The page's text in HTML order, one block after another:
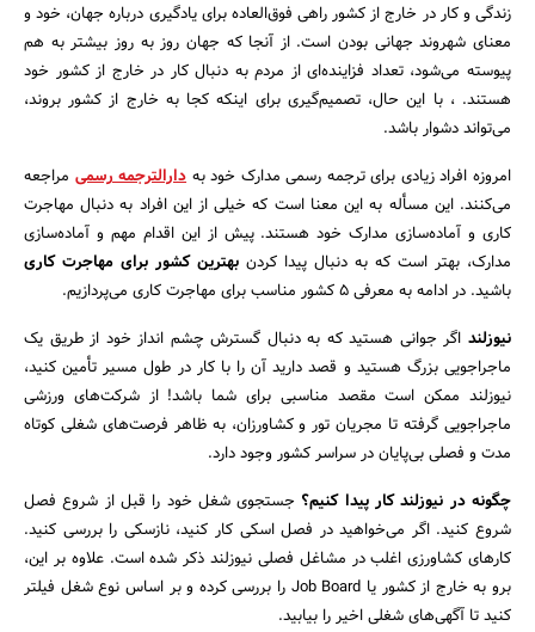
زندگی و کار در خارج از کشور راهی فوق‌العاده برای یادگیری درباره جهان، خود و
معنای شهروند جهانی بودن است. از آنجا که جهان روز به روز بیشتر به هم
پیوسته می‌شود، تعداد فزاینده‌ای از مردم به دنبال کار در خارج از کشور خود
هستند. ، با این حال، تصمیم‌گیری برای اینکه کجا به خارج از کشور بروند،
می‌تواند دشوار باشد.
امروزه افراد زیادی برای ترجمه رسمی مدارک خود به دارالترجمه رسمی مراجعه
می‌کنند. این مسأله به این معنا است که خیلی از این افراد به دنبال مهاجرت
کاری و آماده‌سازی مدارک خود هستند. پیش از این اقدام مهم و آماده‌سازی
مدارک، بهتر است که به دنبال پیدا کردن بهترین کشور برای مهاجرت کاری
باشید. در ادامه به معرفی ۵ کشور مناسب برای مهاجرت کاری می‌پردازیم.
نیوزلند اگر جوانی هستید که به دنبال گسترش چشم انداز خود از طریق یک
ماجراجویی بزرگ هستید و قصد دارید آن را با کار در طول مسیر تأمین کنید،
نیوزلند ممکن است مقصد مناسبی برای شما باشد! از شرکت‌های ورزشی
ماجراجویی گرفته تا مجریان تور و کشاورزان، به ظاهر فرصت‌های شغلی کوتاه
مدت و فصلی بی‌پایان در سراسر کشور وجود دارد.
چگونه در نیوزلند کار پیدا کنیم؟ جستجوی شغل خود را قبل از شروع فصل
شروع کنید. اگر می‌خواهید در فصل اسکی کار کنید، نازسکی را بررسی کنید.
کار‌های کشاورزی اغلب در مشاغل فصلی نیوزلند ذکر شده است. علاوه بر این،
برو به خارج از کشور یا Job Board را بررسی کرده و بر اساس نوع شغل فیلتر
کنید تا آگهی‌های شغلی اخیر را بیابید.